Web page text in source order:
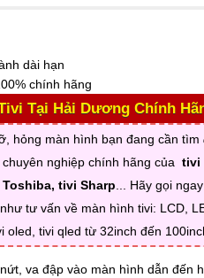
dài hạn
chính hãng
Tại Hải Dương Chính
hỏng màn hình bạn đang cần tìm
chuyên nghiệp chính hãng của tivi
tivi Sharp ... Hãy gọi ngay
tư vấn về màn hình tivi: LCD,
oled, tivi qled từ 32inch đến
va đập vào màn hình dẫn đến